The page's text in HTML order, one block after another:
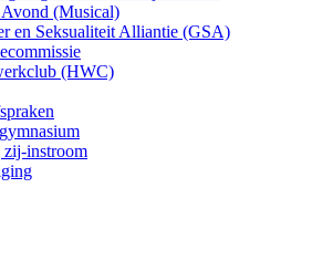
(Musical)
en Seksualiteit Alliantie (GSA)
(HWC)
instroom